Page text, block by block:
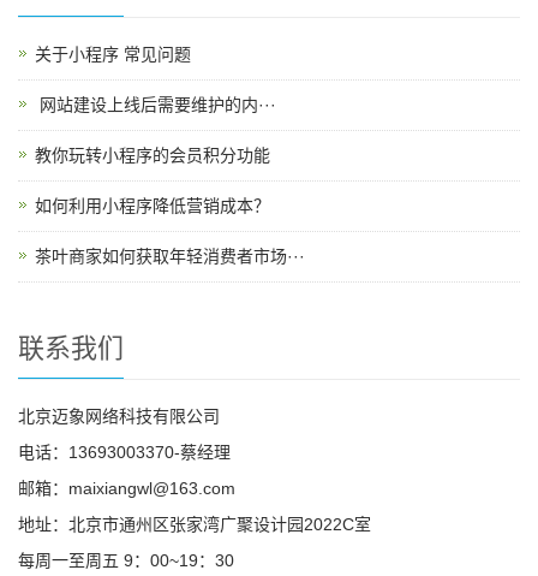
关于小程序 常见问题
​ 网站建设上线后需要维护的内···
教你玩转小程序的会员积分功能
如何利用小程序降低营销成本？
茶叶商家如何获取年轻消费者市场···
联系我们
北京迈象网络科技有限公司
电话：13693003370-蔡经理
邮箱：maixiangwl@163.com
地址：北京市通州区张家湾广聚设计园2022C室
每周一至周五 9：00~19：30